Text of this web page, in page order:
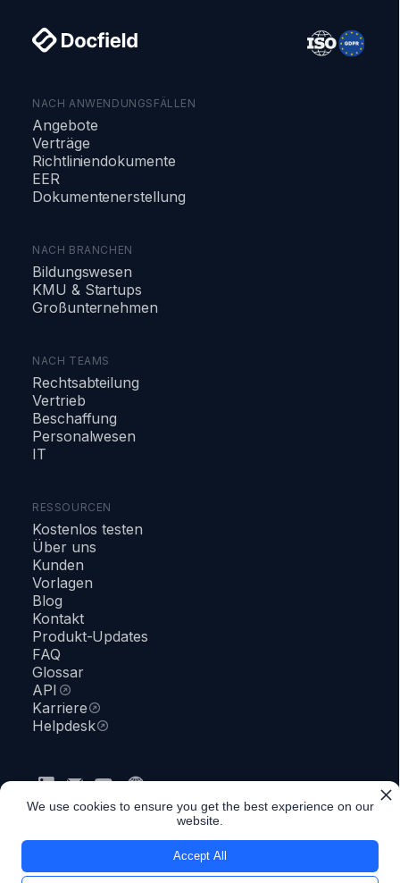
NACH ANWENDUNGSFÄLLEN
Angebote
Verträge
Richtliniendokumente
EER
Dokumentenerstellung
NACH BRANCHEN
Bildungswesen
KMU & Startups
Großunternehmen
NACH TEAMS
Rechtsabteilung
Vertrieb
Beschaffung
Personalwesen
IT
RESSOURCEN
Kostenlos testen
Über uns
Kunden
Vorlagen
Blog
Kontakt
Produkt-Updates
FAQ
Glossar
API
Karriere
Helpdesk
DatenschutzrichtlinieAGBSicherheit ●Status
We use cookies to ensure you get the best experience on our
website.
Accept All